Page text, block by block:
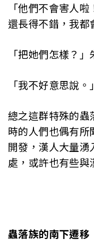
「他們不會害人
還長得不錯，我
「把她們怎樣？」
「我不好意思說。」
總之這群特殊的蟲
時的人們也偶有
開發，漢人大量
處，或許也有些與
蟲落族的南下遷移